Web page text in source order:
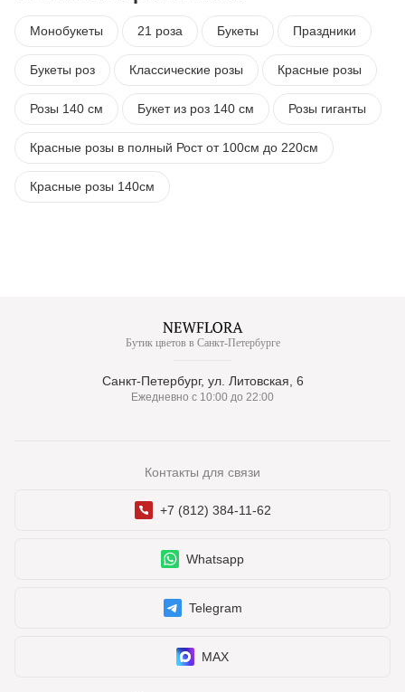
Монобукеты 21 роза Букеты Праздники
Букеты роз Классические розы Красные розы
Розы 140 см Букет из роз 140 см Розы гиганты
Красные розы в полный Рост от 100см до 220см
Красные розы 140см
Бутик цветов в Санкт-Петербурге
Санкт-Петербург, ул. Литовская, 6
Ежедневно с 10:00 до 22:00
Контакты для связи
+7 (812) 384-11-62
Whatsapp
Telegram
MAX